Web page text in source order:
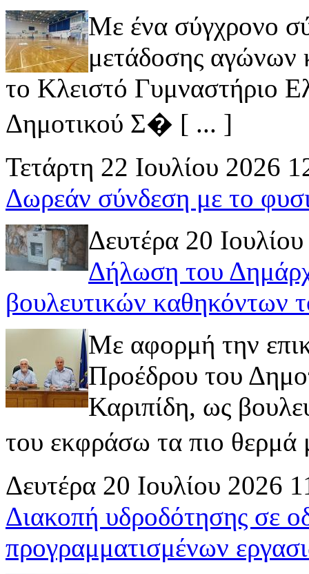
Με ένα σύγχρονο
μετάδοσης αγώνων
το Κλειστό Γυμναστήριο
Δημοτικού Σ� [ ... ]
Τετάρτη 22 Ιουλίου 2026
Δωρεάν σύνδεση με το
Δευτέρα 20
Δήλωση του
βουλευτικών καθηκόντων
Με αφορμή την
Προέδρου του
Καριπίδη, ως
του εκφράσω τα πιο
Δευτέρα 20 Ιουλίου 2026
Διακοπή υδροδότησης σε
προγραμματισμένων